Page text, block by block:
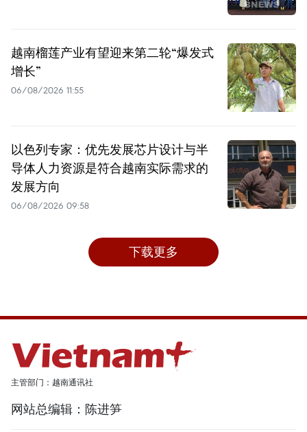
越南榴莲产业有望迎来第二轮“爆发式
增长”
06/08/2026 11:55
以色列专家：优先发展芯片设计与半
导体人力资源是符合越南实际需求的
发展方向
06/08/2026 09:58
下载更多
主管部门：越南通讯社
网站总编辑：陈进笋